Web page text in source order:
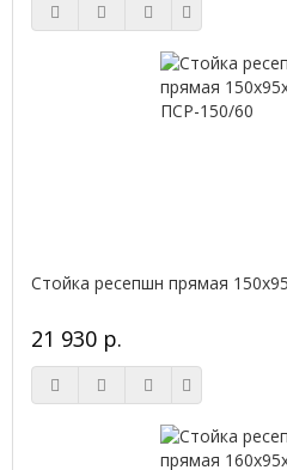
Стойка ресепшн прямая
21 930 р.